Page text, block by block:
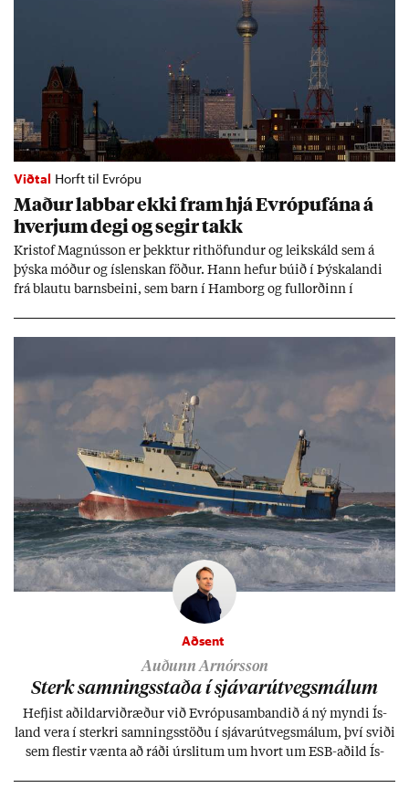
Viðtal Horft til Evrópu
Mað­ur labb­ar ekki fram hjá Evr­ópuf­ána á
hverj­um degi og seg­ir takk
Kri­stof Magnús­son er þekkt­ur rit­höf­und­ur og leik­skáld sem á
þýska móð­ur og ís­lensk­an föð­ur. Hann hef­ur bú­ið í Þýskalandi
frá blautu barns­beini, sem barn í Ham­borg og full­orð­inn í
Aðsent
Auðunn Arnórsson
Sterk samn­ings­staða í sjáv­ar­út­vegs­mál­um
Hefj­ist að­ild­ar­við­ræð­ur við Evr­ópu­sam­band­ið á ný myndi Ís­
land vera í sterkri samn­ings­stöðu í sjáv­ar­út­vegs­mál­um, því sviði
sem flest­ir vænta að ráði úr­slit­um um hvort um ESB-að­ild Ís­